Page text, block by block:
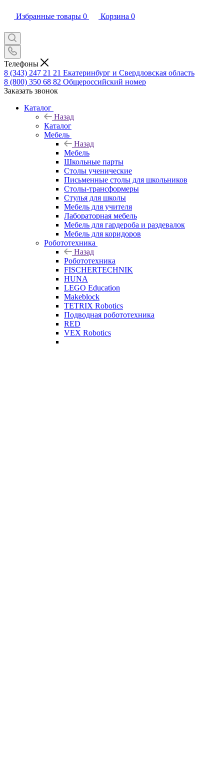
Избранные товары 0 Корзина 0
Телефоны
8 (343) 247 21 21 Екатеринбург и Свердловская область
8 (800) 350 68 82 Общероссийский номер
Заказать звонок
Каталог
Назад
Каталог
Мебель
Назад
Мебель
Школьные парты
Столы ученические
Письменные столы для школьников
Столы-трансформеры
Стулья для школы
Мебель для учителя
Лабораторная мебель
Мебель для гардероба и раздевалок
Мебель для коридоров
Робототехника
Назад
Робототехника
FISCHERTECHNIK
HUNA
LEGO Education
Makeblock
TETRIX Robotics
Подводная робототехника
RED
VEX Robotics